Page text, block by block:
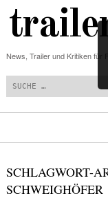
News, Trailer und Kritiken für
SCHLAGWORT-
SCHWEIGHÖFER